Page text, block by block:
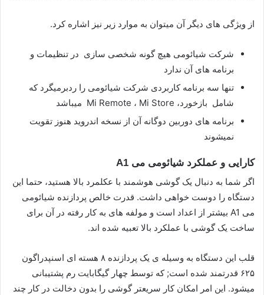
از ویژگی های دیگر آن میتوان به موارد زیر نیز اشاره کرد.
شرکت شیائومی هیچ گونه شخصی سازی در تنظیمات و
برنامه های آن ندارد
تنها سه برنامه کاربردی شرکت شیائومی را ردبرمیگرد که
شامل بازخورد، Mi Remote ، Mi Store میباشد
برنامه های دوربین دوگانه آن از نسخه اندروید هنوز تقویت
نمیشوند
کارایی و عملکرد شیائومی می A1
اگر شما به دنبال یک گوشی هوشمند با عکلمرد بالا هستید، حتما این
دستگاه را دوست خواهی داشت. قدرت خالص پردازنده شیائومی
می A1 بیشتر از اعداد است و مولفه های به کار رفته در آن برای
ساخت یک گوشی با عملکرد بالا تعبیه شده اند.
قلب این دستگاه به وسیله ی یک پردازنده ۸ هسته ای اسنپدراگون
۶۲۵ قدرتمند شده است; که توسط چهار گیگابایت رم پشتیبانی
میشود. این امر امکان کار سریعتر گوشی را بدون دخالت در کار چند